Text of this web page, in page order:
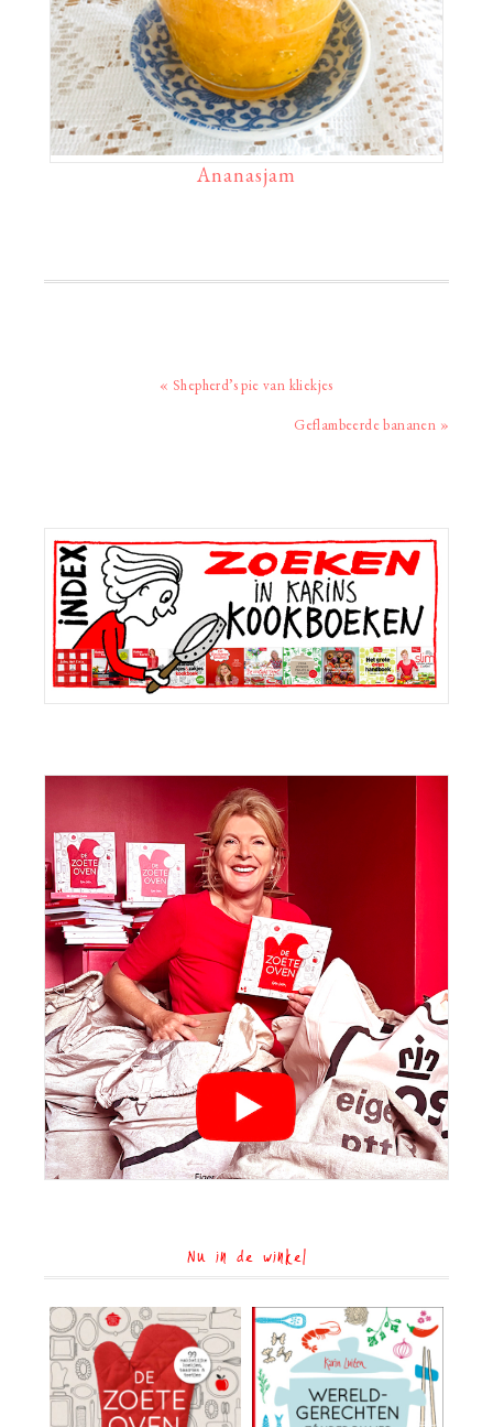
Ananasjam
Vorig
« Shepherd’s pie van kliekjes
Volgend
Geflambeerde bananen »
Primaire
Sidebar
Nu in de winkel